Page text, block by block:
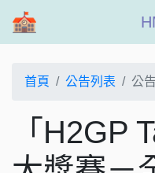
首頁 公告列表 公
「H2GP